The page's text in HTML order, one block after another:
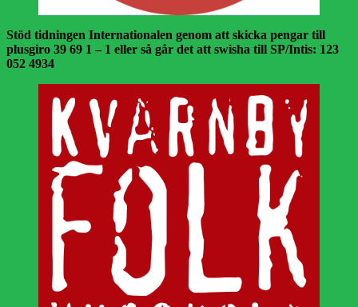
Stöd tidningen Internationalen genom att skicka pengar till
plusgiro 39 69 1 – 1 eller så går det att swisha till SP/Intis: 123
052 4934